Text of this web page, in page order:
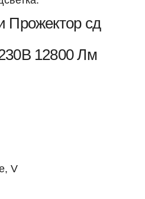
Прожектор сд
12800 Лм
V